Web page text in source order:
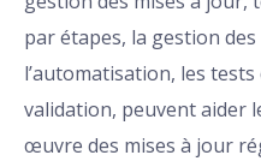
par étapes, la gestion
l’automatisation, les
validation, peuvent aider
œuvre des mises à jour